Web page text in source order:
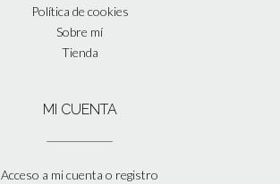
Política de cookies
Sobre mí
Tienda
MI CUENTA
Acceso a mi cuenta o registro